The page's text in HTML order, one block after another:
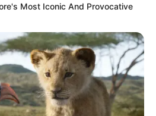
Most Iconic And Provocative